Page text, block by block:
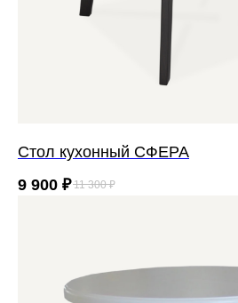
Cтол кухонный СФЕРА
9 900 ₽ 11 300 ₽